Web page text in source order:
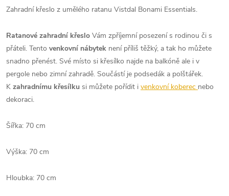
Zahradní křeslo z umělého ratanu Vistdal Bonami Essentials.
Ratanové zahradní křeslo Vám zpříjemní posezení s rodinou či s
přáteli. Tento venkovní nábytek není příliš těžký, a tak ho můžete
snadno přenést. Své místo si křesílko najde na balkóně ale i v
pergole nebo zimní zahradě. Součástí je podsedák a polštářek.
K zahradnímu křesílku si můžete pořídit i venkovní koberec nebo
dekoraci.
Šířka: 70 cm
Výška: 70 cm
Hloubka: 70 cm